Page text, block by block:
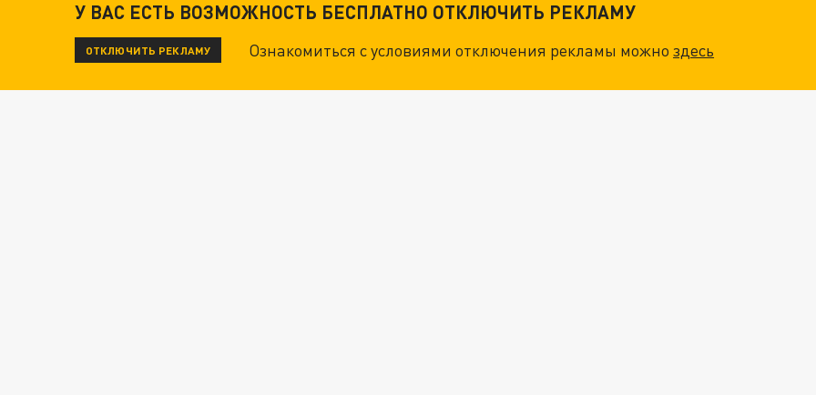
У ВАС ЕСТЬ ВОЗМОЖНОСТЬ БЕСПЛАТНО ОТКЛЮЧИТЬ РЕКЛАМУ
ОТКЛЮЧИТЬ РЕКЛАМУ Ознакомиться с условиями отключения рекламы можноздесь